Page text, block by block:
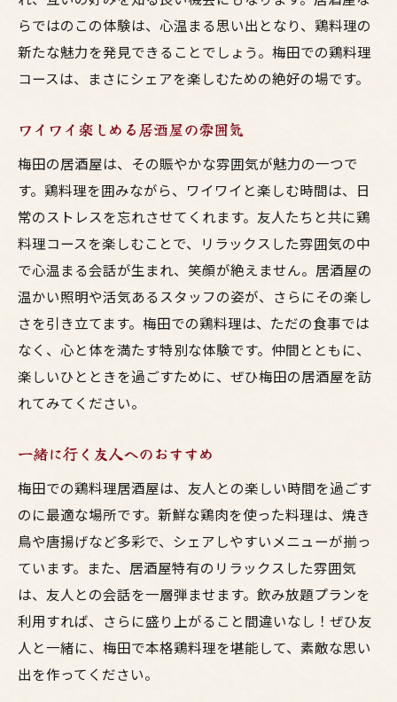
らではのこの体験は、心温まる思い出となり、鶏料理の
新たな魅力を発見できることでしょう。梅田での鶏料理
コースは、まさにシェアを楽しむための絶好の場です。
ワイワイ楽しめる居酒屋の雰囲気
梅田の居酒屋は、その賑やかな雰囲気が魅力の一つで
す。鶏料理を囲みながら、ワイワイと楽しむ時間は、日
常のストレスを忘れさせてくれます。友人たちと共に鶏
料理コースを楽しむことで、リラックスした雰囲気の中
で心温まる会話が生まれ、笑顔が絶えません。居酒屋の
温かい照明や活気あるスタッフの姿が、さらにその楽し
さを引き立てます。梅田での鶏料理は、ただの食事では
なく、心と体を満たす特別な体験です。仲間とともに、
楽しいひとときを過ごすために、ぜひ梅田の居酒屋を訪
れてみてください。
一緒に行く友人へのおすすめ
梅田での鶏料理居酒屋は、友人との楽しい時間を過ごす
のに最適な場所です。新鮮な鶏肉を使った料理は、焼き
鳥や唐揚げなど多彩で、シェアしやすいメニューが揃っ
ています。また、居酒屋特有のリラックスした雰囲気
は、友人との会話を一層弾ませます。飲み放題プランを
利用すれば、さらに盛り上がること間違いなし！ぜひ友
人と一緒に、梅田で本格鶏料理を堪能して、素敵な思い
出を作ってください。